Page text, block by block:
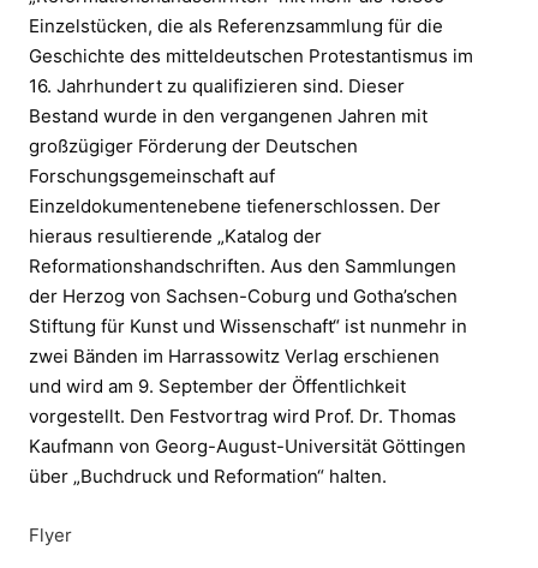
Einzelstücken, die als Referenzsammlung für die
Geschichte des mitteldeutschen Protestantismus im
16. Jahrhundert zu qualifizieren sind. Dieser
Bestand wurde in den vergangenen Jahren mit
großzügiger Förderung der Deutschen
Forschungsgemeinschaft auf
Einzeldokumentenebene tiefenerschlossen. Der
hieraus resultierende „Katalog der
Reformationshandschriften. Aus den Sammlungen
der Herzog von Sachsen-Coburg und Gotha’schen
Stiftung für Kunst und Wissenschaft“ ist nunmehr in
zwei Bänden im Harrassowitz Verlag erschienen
und wird am 9. September der Öffentlichkeit
vorgestellt. Den Festvortrag wird Prof. Dr. Thomas
Kaufmann von Georg-August-Universität Göttingen
über „Buchdruck und Reformation“ halten.
Flyer